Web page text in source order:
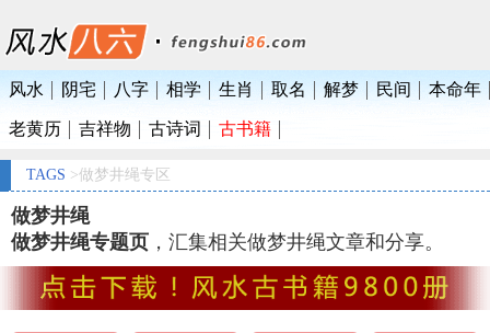
风水 阴宅 八字 相学 生肖 取名 解梦 民间 本命年
老黄历 吉祥物 古诗词 古书籍
TAGS >做梦井绳专区
做梦井绳
做梦井绳专题页 ，汇集相关做梦井绳文章和分享。